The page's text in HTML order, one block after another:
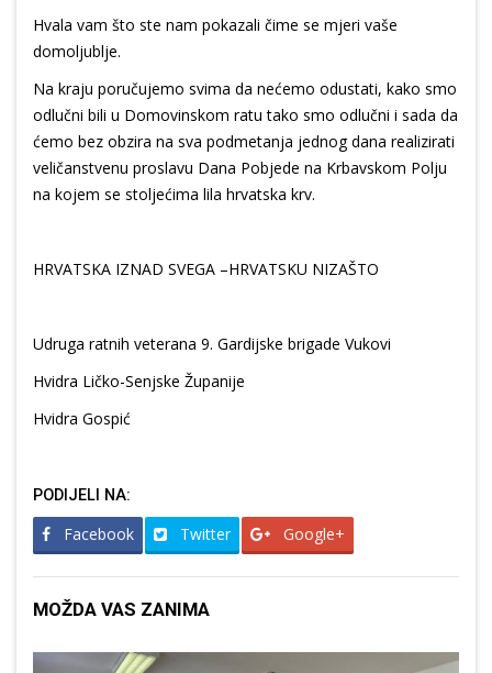
Hvala vam što ste nam pokazali čime se mjeri vaše
domoljublje.
Na kraju poručujemo svima da nećemo odustati, kako smo
odlučni bili u Domovinskom ratu tako smo odlučni i sada da
ćemo bez obzira na sva podmetanja jednog dana realizirati
veličanstvenu proslavu Dana Pobjede na Krbavskom Polju
na kojem se stoljećima lila hrvatska krv.
HRVATSKA IZNAD SVEGA –HRVATSKU NIZAŠTO
Udruga ratnih veterana 9. Gardijske brigade Vukovi
Hvidra Ličko-Senjske Županije
Hvidra Gospić
PODIJELI NA:
Facebook Twitter Google+
MOŽDA VAS ZANIMA